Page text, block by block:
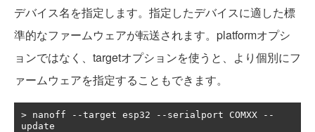
デバイス名を指定します。指定したデバイスに適した標
準的なファームウェアが転送されます。platformオプシ
ョンではなく、targetオプションを使うと、より個別にフ
ァームウェアを指定することもできます。
> nanoff --target esp32 -- serialport COMXX
--
update